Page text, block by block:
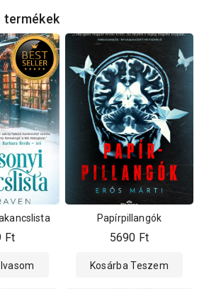
termékek
Ft
Papírpillangók
5690 Ft
Kosárba Teszem